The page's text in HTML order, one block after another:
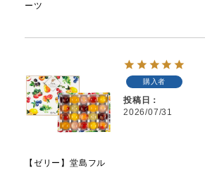
ーツ
【ゼリー】堂島フル
購入者
投稿日
2026/07/31